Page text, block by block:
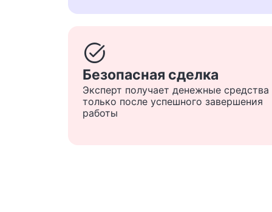
task_alt
Безопасная сделка
Эксперт получает денежные средства
только после успешного завершения
работы